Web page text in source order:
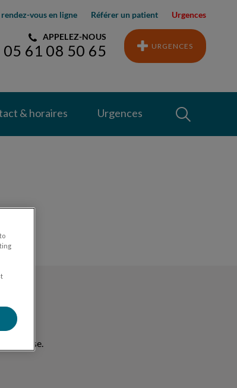
vous en ligne Référer un patient Urgences
APPELEZ-NOUS
05 61 08 50 65 URGENCES
& horaires Urgences